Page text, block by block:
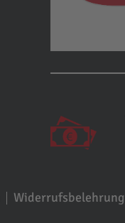
Widerrufsbelehrung